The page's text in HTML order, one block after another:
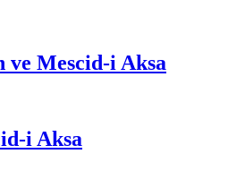
Mescid-i Aksa
i Aksa